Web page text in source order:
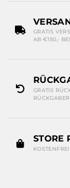
GRATIS
AB €150,-
GRATIS
STORE